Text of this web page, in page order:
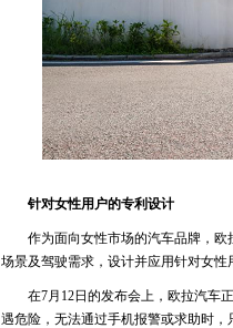
针对女性用户的专利设计
作为面向女性市场的汽车品牌，
场景及驾驶需求，设计并应用针对女性
在7月12日的发布会上，欧拉汽车
遇危险，无法通过手机报警或求助时